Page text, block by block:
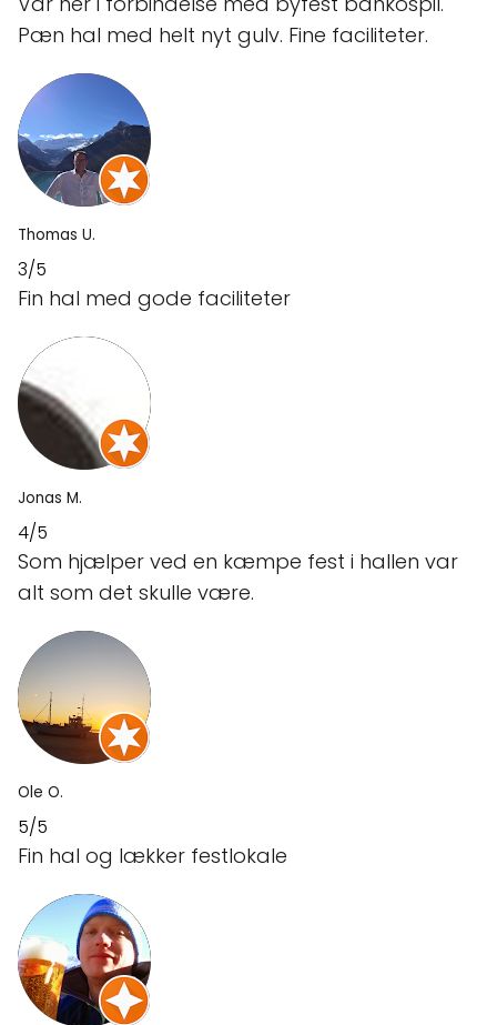
Pæn hal med helt nyt gulv. Fine faciliteter.
Thomas U.
3/5
Fin hal med gode faciliteter
Jonas M.
4/5
Som hjælper ved en kæmpe fest i hallen var
alt som det skulle være.
Ole O.
5/5
Fin hal og lækker festlokale